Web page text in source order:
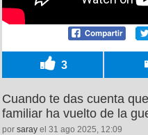
3
Cuando te das cuenta
familiar ha vuelto de la
por saray el 31 ago 2025, 12:09